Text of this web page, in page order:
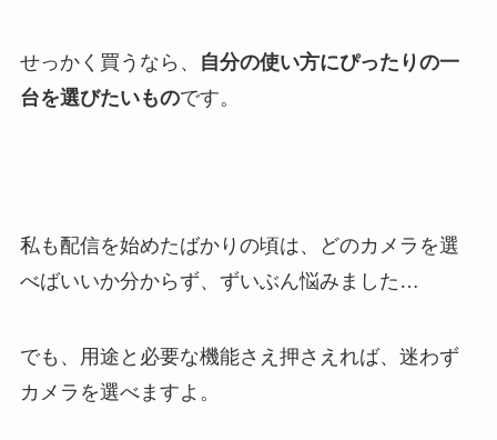
せっかく買うなら、
自分の使い方にぴったりの一
台を選びたいものです。
私も配信を始めたばかりの頃は、どのカメラを選
べばいいか分からず、ずいぶん悩みました…
でも、用途と必要な機能さえ押さえれば、迷わず
カメラを選べますよ。